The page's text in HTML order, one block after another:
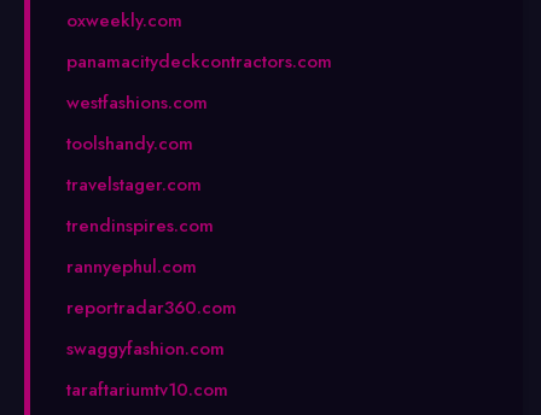
oxweekly.com
panamacitydeckcontractors.com
westfashions.com
toolshandy.com
travelstager.com
trendinspires.com
rannyephul.com
reportradar360.com
swaggyfashion.com
taraftariumtv10.com